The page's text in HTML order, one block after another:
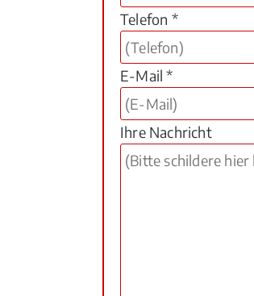
Telefon *
E-Mail *
Ihre Nachricht